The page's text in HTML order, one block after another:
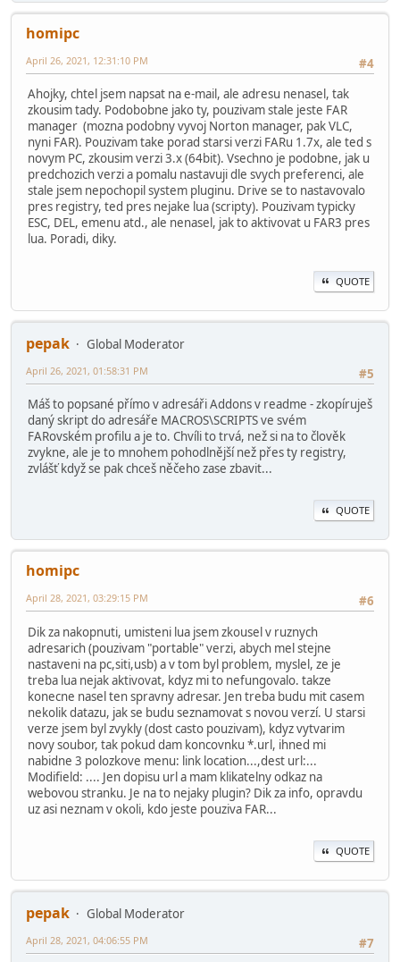
homipc
#4
April 26, 2021, 12:31:10 PM
Ahojky, chtel jsem napsat na e-mail, ale adresu nenasel, tak
zkousim tady. Podobobne jako ty, pouzivam stale jeste FAR
manager (mozna podobny vyvoj Norton manager, pak VLC,
nyni FAR). Pouzivam take porad starsi verzi FARu 1.7x, ale ted s
novym PC, zkousim verzi 3.x (64bit). Vsechno je podobne, jak u
predchozich verzi a pomalu nastavuji dle svych preferenci, ale
stale jsem nepochopil system pluginu. Drive se to nastavovalo
pres registry, ted pres nejake lua (scripty). Pouzivam typicky
ESC, DEL, emenu atd., ale nenasel, jak to aktivovat u FAR3 pres
lua. Poradi, diky.
QUOTE
pepak
Global Moderator
#5
April 26, 2021, 01:58:31 PM
Máš to popsané přímo v adresáři Addons v readme - zkopíruješ
daný skript do adresáře MACROS\SCRIPTS ve svém
FARovském profilu a je to. Chvíli to trvá, než si na to člověk
zvykne, ale je to mnohem pohodlnější než přes ty registry,
zvlášť když se pak chceš něčeho zase zbavit...
QUOTE
homipc
#6
April 28, 2021, 03:29:15 PM
Dik za nakopnuti, umisteni lua jsem zkousel v ruznych
adresarich (pouzivam "portable" verzi, abych mel stejne
nastaveni na pc,siti,usb) a v tom byl problem, myslel, ze je
treba lua nejak aktivovat, kdyz mi to nefungovalo. takze
konecne nasel ten spravny adresar. Jen treba budu mit casem
nekolik datazu, jak se budu seznamovat s novou verzí. U starsi
verze jsem byl zvykly (dost casto pouzivam), kdyz vytvarim
novy soubor, tak pokud dam koncovnku *.url, ihned mi
nabidne 3 polozkove menu: link location...,dest url:...
Modifield: .... Jen dopisu url a mam klikatelny odkaz na
webovou stranku. Je na to nejaky plugin? Dik za info, opravdu
uz asi neznam v okoli, kdo jeste pouziva FAR...
QUOTE
pepak
Global Moderator
#7
April 28, 2021, 04:06:55 PM